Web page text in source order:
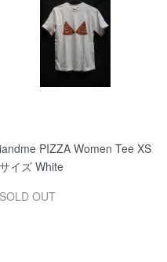
iandme PIZZA Women Tee XS
サイズ White
SOLD OUT